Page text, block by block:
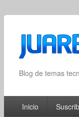
Blog de temas
Primary menu
Skip to primary
Skip to secondary
Inicio